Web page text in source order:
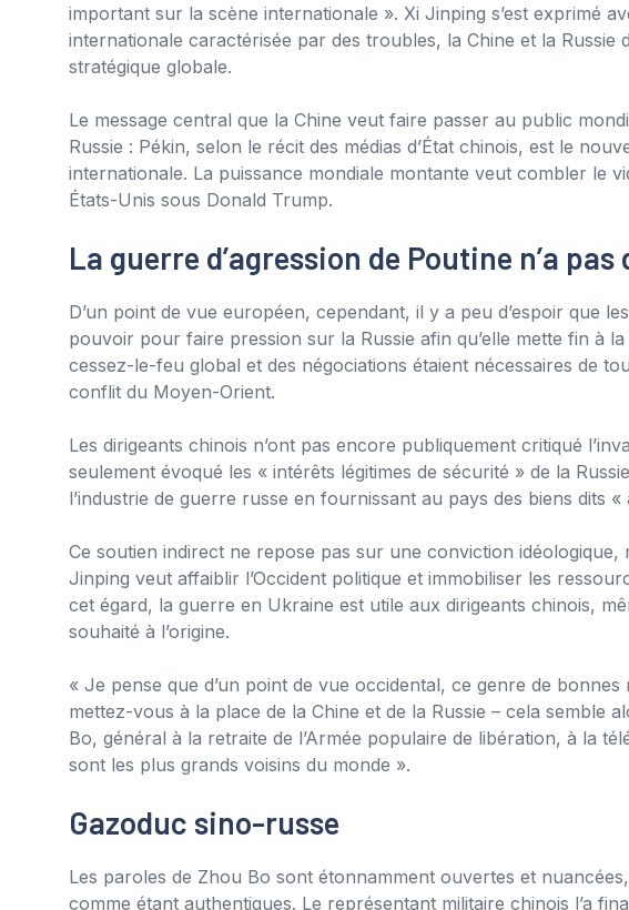
important sur la scène internationale ». Xi Jinping s’est exprimé
internationale caractérisée par des troubles, la Chine et la
stratégique globale.
Le message central que la Chine veut faire passer au public
Russie : Pékin, selon le récit des médias d’État chinois, est le
internationale. La puissance mondiale montante veut combler le
États-Unis sous Donald Trump.
La guerre d’agression de Poutine n’a pas
D’un point de vue européen, cependant, il y a peu d’espoir que
pouvoir pour faire pression sur la Russie afin qu’elle mette fin à
cessez-le-feu global et des négociations étaient nécessaires de
conflit du Moyen-Orient.
Les dirigeants chinois n’ont pas encore publiquement critiqué
seulement évoqué les « intérêts légitimes de sécurité » de la
l’industrie de guerre russe en fournissant au pays des biens dits «
Ce soutien indirect ne repose pas sur une conviction idéologique,
Jinping veut affaiblir l’Occident politique et immobiliser les
cet égard, la guerre en Ukraine est utile aux dirigeants chinois,
souhaité à l’origine.
« Je pense que d’un point de vue occidental, ce genre de
mettez-vous à la place de la Chine et de la Russie – cela semble
Bo, général à la retraite de l’Armée populaire de libération, à la
sont les plus grands voisins du monde ».
Gazoduc sino-russe
Les paroles de Zhou Bo sont étonnamment ouvertes et
comme étant authentiques. Le représentant militaire chinois l’a